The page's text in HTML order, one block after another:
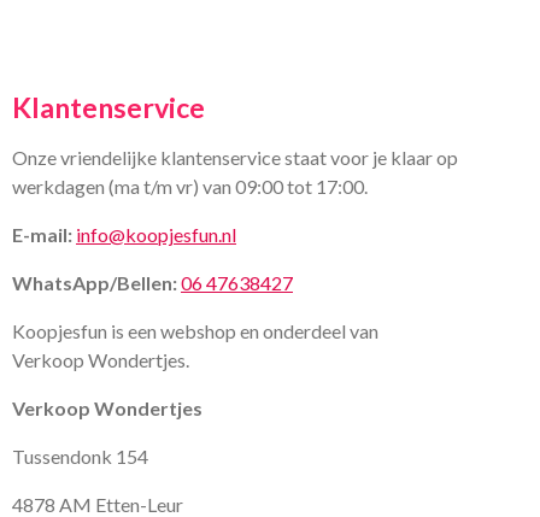
Klantenservice
Onze vriendelijke klantenservice staat voor je klaar op
werkdagen (ma t/m vr) van 09:00 tot 17:00.
E-mail: info@koopjesfun.nl
WhatsApp/Bellen:06 47638427
Koopjesfun is een webshop en onderdeel van
Verkoop Wondertjes.
Verkoop Wondertjes
Tussendonk 154
4878 AM Etten-Leur